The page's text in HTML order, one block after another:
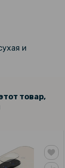
Pro, Black
Z60S Pro с
и
товар,